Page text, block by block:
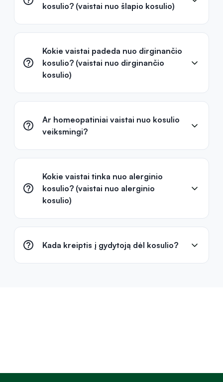
kosulio? (vaistai nuo šlapio kosulio)
Kokie vaistai padeda nuo dirginančio
kosulio? (vaistai nuo dirginančio
kosulio)
Ar homeopatiniai vaistai nuo kosulio
veiksmingi?
Kokie vaistai tinka nuo alerginio
kosulio? (vaistai nuo alerginio
kosulio)
Kada kreiptis į gydytoją dėl kosulio?